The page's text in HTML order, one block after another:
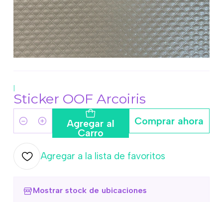
|
Sticker OOF Arcoiris
Cantidad Agregar al
Carro
Comprar ahora
Agregar a la lista de favoritos
Mostrar stock de ubicaciones